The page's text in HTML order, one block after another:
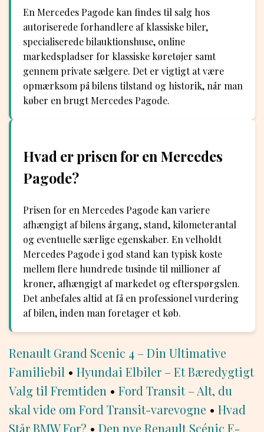
En Mercedes Pagode kan findes til salg hos
autoriserede forhandlere af klassiske biler,
specialiserede bilauktionshuse, online
markedspladser for klassiske køretøjer samt
gennem private sælgere. Det er vigtigt at være
opmærksom på bilens tilstand og historik, når man
køber en brugt Mercedes Pagode.
Hvad er prisen for en Mercedes
Pagode?
Prisen for en Mercedes Pagode kan variere
afhængigt af bilens årgang, stand, kilometerantal
og eventuelle særlige egenskaber. En velholdt
Mercedes Pagode i god stand kan typisk koste
mellem flere hundrede tusinde til millioner af
kroner, afhængigt af markedet og efterspørgslen.
Det anbefales altid at få en professionel vurdering
af bilen, inden man foretager et køb.
Renault Grand Scenic 4 – Din Ultimative
Familiebil • Hyundai Elbiler – Et Bæredygtigt
Valg til Fremtiden • Ford Transit – Alt, du
skal vide om Ford Transit-varevogne • Hvad
Står BMW For? • Den nye Renault Scénic E-